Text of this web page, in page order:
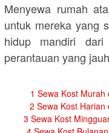
Menyewa rumah
untuk mereka yang
hidup mandiri
perantauan yang
1 Sewa Kost Murah
2 Sewa Kost
3 Sewa Kost